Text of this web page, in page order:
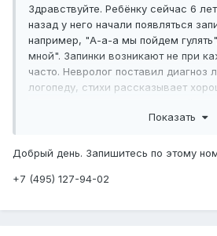
Здравствуйте. Ребёнку сейчас 6
назад у него начали появляться
например, "А-а-а мы пойдем
мной". Запинки возникают не при
часто. Невролог поставил диагноз
логопеду, стихи рассказывает
Показать
Добрый день. Запишитесь по этому
+7 (495) 127-94-02